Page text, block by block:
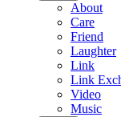
About
Care
Friend
Laughter
Link
Link
Video
Music